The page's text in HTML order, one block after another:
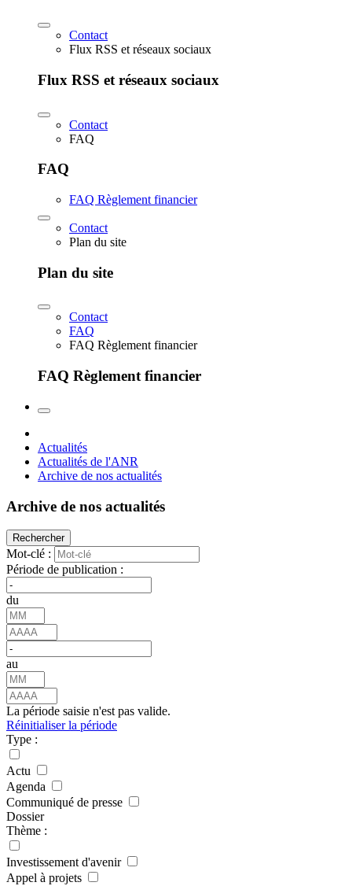
Contact
Flux RSS et réseaux sociaux
Flux RSS et réseaux sociaux
Contact
FAQ
FAQ
FAQ Règlement financier
Contact
Plan du site
Plan du site
Contact
FAQ
FAQ Règlement financier
FAQ Règlement financier
Actualités
Actualités de l'ANR
Archive de nos actualités
Archive de nos actualités
Rechercher
Mot-clé :
Période de publication :
du
au
La période saisie n'est pas valide.
Réinitialiser la période
Type :
Actu
Agenda
Communiqué de presse
Dossier
Thème :
Investissement d'avenir
Appel à projets